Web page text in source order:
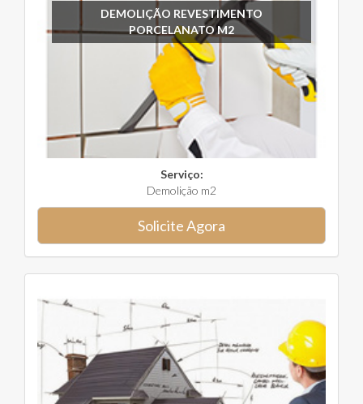
DEMOLIÇÃO REVESTIMENTO
PORCELANATO M2
Serviço:
Demolição m2
Solicite Agora